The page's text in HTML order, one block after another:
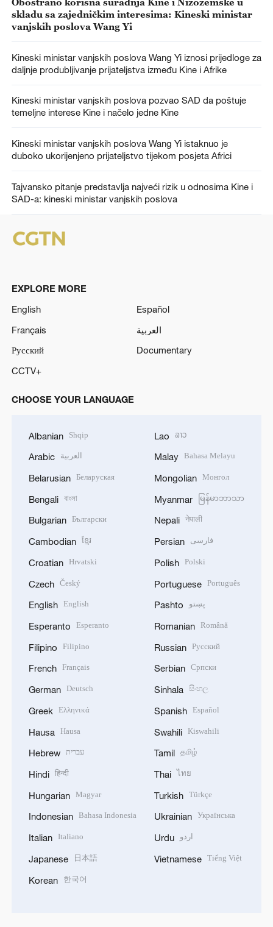
skladu sa zajedničkim interesima: Kineski ministar
vanjskih poslova Wang Yi
Kineski ministar vanjskih poslova Wang Yi iznosi prijedloge za
daljnje produbljivanje prijateljstva između Kine i Afrike
Kineski ministar vanjskih poslova pozvao SAD da poštuje
temeljne interese Kine i načelo jedne Kine
Kineski ministar vanjskih poslova Wang Yi istaknuo je
duboko ukorijenjeno prijateljstvo tijekom posjeta Africi
Tajvansko pitanje predstavlja najveći rizik u odnosima Kine i
SAD-a: kineski ministar vanjskih poslova
EXPLORE MORE
English
Español
Français
العربية
Русский
Documentary
CCTV+
CHOOSE YOUR LANGUAGE
Albanian Shqip
Arabic العربية
Belarusian Беларуская
Bengali বাংলা
Bulgarian Български
Cambodian ខ្មែរ
Croatian Hrvatski
Czech Český
English English
Esperanto Esperanto
Filipino Filipino
French Français
German Deutsch
Greek Ελληνικά
Hausa Hausa
Hebrew עברית
Hindi हिन्दी
Hungarian Magyar
Indonesian Bahasa Indonesia
Italian Italiano
Japanese 日本語
Korean 한국어
Lao ລາວ
Malay Bahasa Melayu
Mongolian Монгол
Myanmar မြန်မာဘာသာ
Nepali नेपाली
Persian فارسی
Polish Polski
Portuguese Português
Pashto پښتو
Romanian Română
Russian Русский
Serbian Српски
Sinhala සිංහල
Spanish Español
Swahili Kiswahili
Tamil தமிழ்
Thai ไทย
Turkish Türkçe
Ukrainian Українська
Urdu اردو
Vietnamese Tiếng Việt